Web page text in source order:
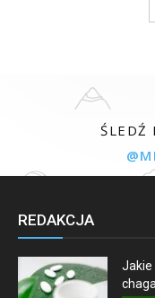
ŚLEDŹ
REDAKCJA
Jakie